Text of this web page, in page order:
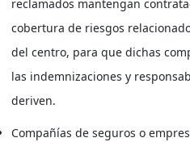
reclamados mantengan
cobertura de riesgos
del centro, para que dichas
las indemnizaciones y
deriven.
Compañías de seguros o